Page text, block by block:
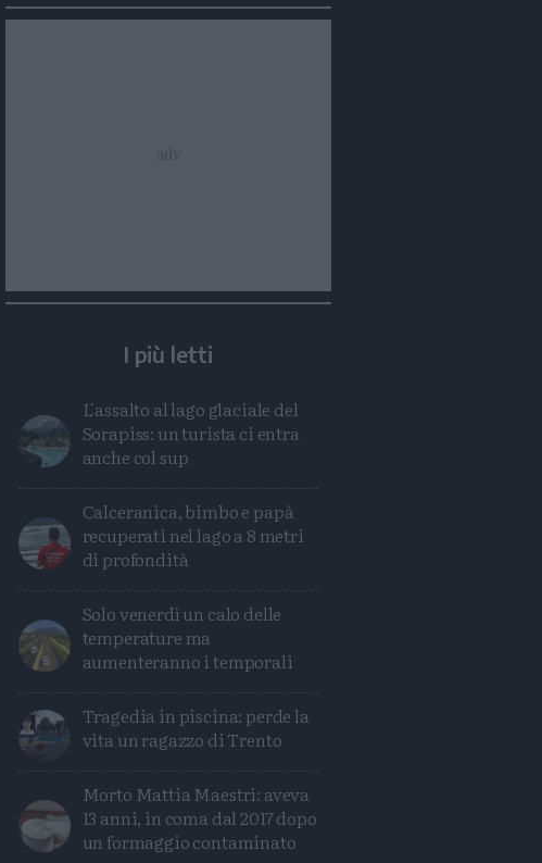
Condividi
Condividi
TwitterCondividi
Mail
I più letti
L'assalto al lago glaciale del
Sorapiss: un turista ci entra
anche col sup
Calceranica, bimbo e papà
recuperati nel lago a 8 metri
di profondità
Solo venerdì un calo delle
temperature ma
aumenteranno i temporali
Tragedia in piscina: perde la
vita un ragazzo di Trento
Morto Mattia Maestri: aveva
13 anni, in coma dal 2017 dopo
un formaggio contaminato